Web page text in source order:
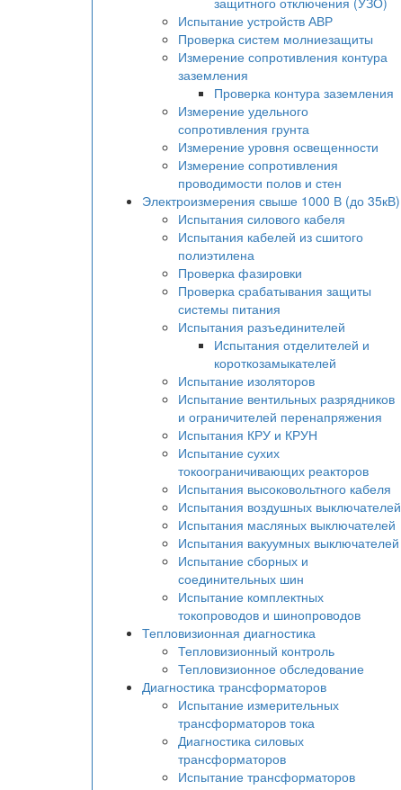
Испытание устройств АВР
Проверка систем молниезащиты
Измерение сопротивления контура
заземления
Проверка контура заземления
Измерение удельного
сопротивления грунта
Измерение уровня освещенности
Измерение сопротивления
проводимости полов и стен
Электроизмерения свыше 1000 В (до 35кВ)
Испытания силового кабеля
Испытания кабелей из сшитого
полиэтилена
Проверка фазировки
Проверка срабатывания защиты
системы питания
Испытания разъединителей
Испытания отделителей и
короткозамыкателей
Испытание изоляторов
Испытание вентильных разрядников
и ограничителей перенапряжения
Испытания КРУ и КРУН
Испытание сухих
токоограничивающих реакторов
Испытания высоковольтного кабеля
Испытания воздушных выключателей
Испытания масляных выключателей
Испытания вакуумных выключателей
Испытание сборных и
соединительных шин
Испытание комплектных
токопроводов и шинопроводов
Тепловизионная диагностика
Тепловизионный контроль
Тепловизионное обследование
Диагностика трансформаторов
Испытание измерительных
трансформаторов тока
Диагностика силовых
трансформаторов
Испытание трансформаторов